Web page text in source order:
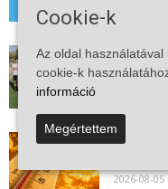
További hírek
együtt
Mi
2026-08-05
Cookie-k
Az oldal használatával
cookie-k
információ
Megértettem